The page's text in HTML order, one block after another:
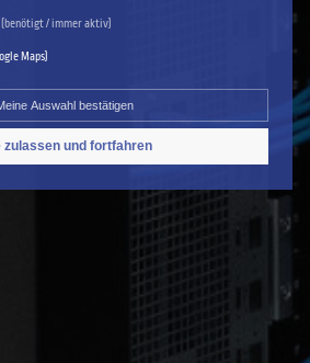
(benötigt / immer aktiv)
Maps)
Auswahl bestätigen
zulassen und fortfahren
Einwilligung zurückziehen